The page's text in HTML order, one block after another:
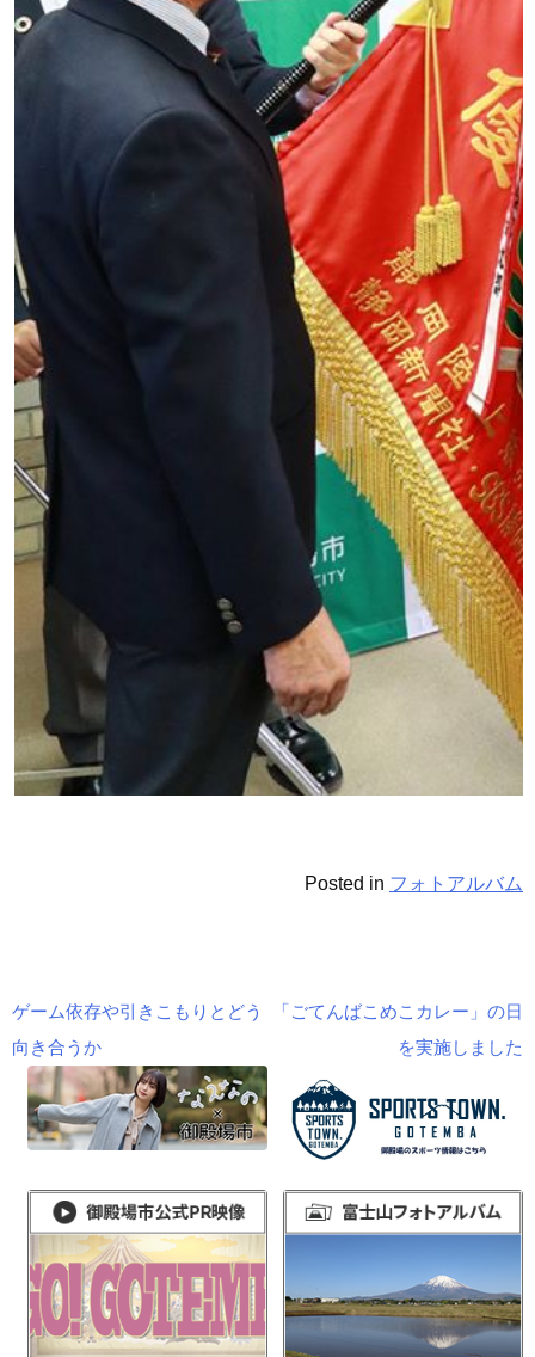
Posted in フォトアルバム
投
稿
ナ
ー
シ
ゲーム依存や引きこもりとどう
向き合うか
「ごてんばこめこカレー」の日
を実施しました